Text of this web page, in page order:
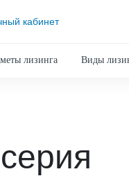
кабинет
лизинга Виды